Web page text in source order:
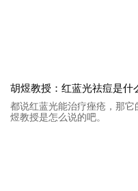
胡煜教授：红蓝光祛痘是什
都说红蓝光能治疗痤疮，那
煜教授是怎么说的吧。